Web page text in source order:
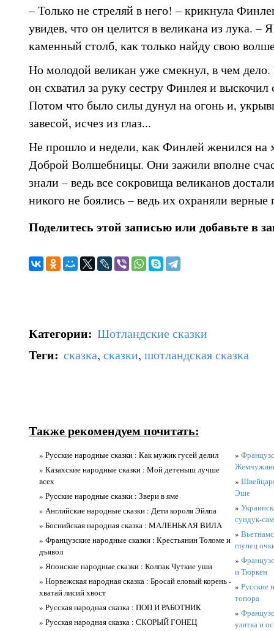
– Только не стреляй в него! – крикнула
увидев, что он целится в великана из лука. –
каменный столб, как только найду свою
Но молодой великан уже смекнул, в чем
он схватил за руку сестру Финлея и
Потом что было силы дунул на огонь и,
завесой, исчез из глаз...
Не прошло и недели, как Финлей женился на
Доброй Волшебницы. Они зажили вполне
знали – ведь все сокровища великанов
никого не боялись – ведь их охраняли
Поделитесь этой записью или добавьте в
Категории: Шотландские сказки
Теги: сказка, сказки, шотландская сказка
Также рекомендуем почитать:
» Русские народные сказки : Как мужик гусей делил
» Казахские народные сказки : Мой детеныш лучше
всех
» Русские народные сказки : Звери в яме
» Английские народные сказки : Дети короля Эйлпа
» Боснийская народная сказка : МАЛЕНЬКАЯ ВИЛА
» Французские народные сказки : Крестьянин Толоме и
дъявол
» Японские народные сказки : Колпак Чуткие уши
» Норвежская народная сказка : Бросай еловый корень -
хватай лисий хвост
» Русская народная сказка : ПОП И РАБОТНИК
» Русская народная сказка : СКОРЫЙ ГОНЕЦ
»
»
Эше
»
сундук-
»
глупец
»
и Тюркен
» Русские
топора
»
улитка и